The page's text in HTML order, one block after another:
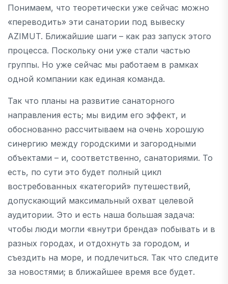
Понимаем, что теоретически уже сейчас можно
«переводить» эти санатории под вывеску
AZIMUT. Ближайшие шаги – как раз запуск этого
процесса. Поскольку они уже стали частью
группы. Но уже сейчас мы работаем в рамках
одной компании как единая команда.
Так что планы на развитие санаторного
направления есть; мы видим его эффект, и
обоснованно рассчитываем на очень хорошую
синергию между городскими и загородными
объектами – и, соответственно, санаториями. То
есть, по сути это будет полный цикл
востребованных «категорий» путешествий,
допускающий максимальный охват целевой
аудитории. Это и есть наша большая задача:
чтобы люди могли «внутри бренда» побывать и в
разных городах, и отдохнуть за городом, и
съездить на море, и подлечиться. Так что следите
за новостями; в ближайшее время все будет.